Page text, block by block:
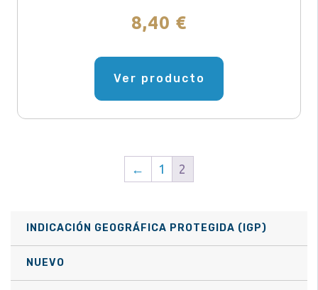
INDICACIÓN GEOGRÁFICA PROTEGIDA (IGP)
NUEVO
8,40 €
Ver producto
tiene
múltiples
pueden
elegir
← 1 2